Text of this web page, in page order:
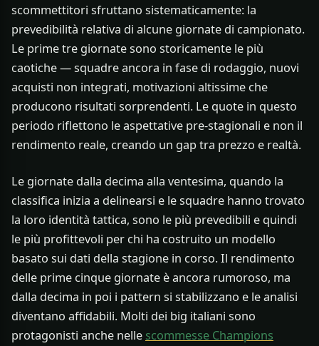
scommettitori sfruttano sistematicamente: la
prevedibilità relativa di alcune giornate di campionato.
Le prime tre giornate sono storicamente le più
caotiche — squadre ancora in fase di rodaggio, nuovi
acquisti non integrati, motivazioni altissime che
producono risultati sorprendenti. Le quote in questo
periodo riflettono le aspettative pre-stagionali e non il
rendimento reale, creando un gap tra prezzo e realtà.
Le giornate dalla decima alla ventesima, quando la
classifica inizia a delinearsi e le squadre hanno trovato
la loro identità tattica, sono le più prevedibili e quindi
le più profittevoli per chi ha costruito un modello
basato sui dati della stagione in corso. Il rendimento
delle prime cinque giornate è ancora rumoroso, ma
dalla decima in poi i pattern si stabilizzano e le analisi
diventano affidabili. Molti dei big italiani sono
protagonisti anche nelle scommesse Champions